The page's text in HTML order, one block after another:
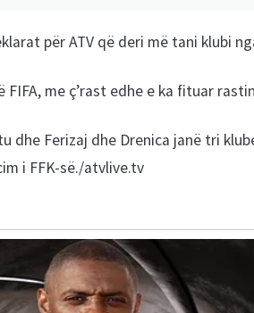
për ATV që deri më tani klubi
me ç’rast edhe e ka fituar
dhe Ferizaj dhe Drenica janë tri
i FFK-së./atvlive.tv